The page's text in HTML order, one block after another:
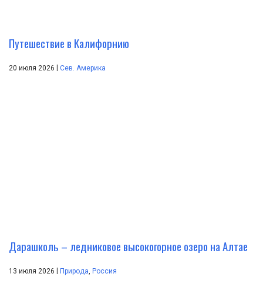
Путешествие в Калифорнию
20 июля 2026 Сев. Америка
Дарашколь – ледниковое высокогорное озеро на Алтае
13 июля 2026 | Природа Россия